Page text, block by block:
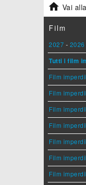
 Vai
Film
2027 - 2026
Tutti i film
Film
Film
Film
Film
Film
Film
Film